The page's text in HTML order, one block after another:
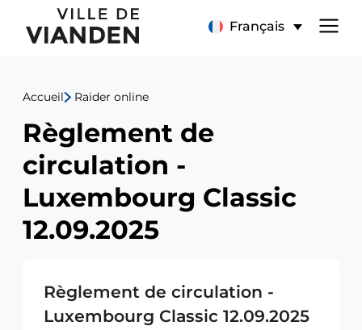
Règlement
de
circulation
Luxembourg
Classic
12.09.2025
Français
Menu
navigation
principal
Accueil Raider online
Règlement de
circulation -
Luxembourg Classic
12.09.2025
Règlement de circulation -
Luxembourg Classic 12.09.2025